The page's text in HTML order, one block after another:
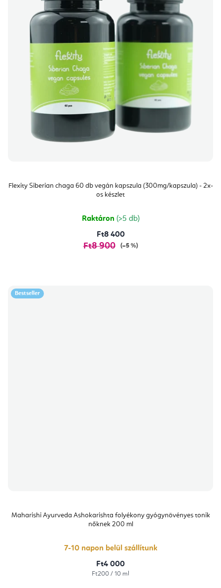
Flexity Siberian chaga 60 db vegán kapszula (300mg/kapszula) - 2x-
os készlet
Raktáron (>5 db)
Ft8 400
Ft8 900 (–5 %)
Bestseller
Maharishi Ayurveda Ashokarishta folyékony gyógynövényes tonik
nőknek 200 ml
7-10 napon belül szállítunk
Ft4 000
Egységár:
Ft200 / 10 ml